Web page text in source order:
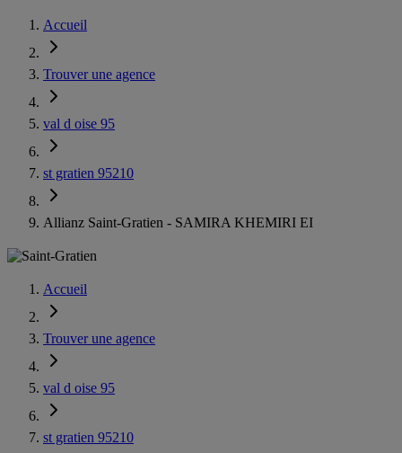
Accueil
Trouver une agence
val d oise 95
st gratien 95210
Allianz Saint-Gratien - SAMIRA KHEMIRI EI
Accueil
Trouver une agence
val d oise 95
st gratien 95210